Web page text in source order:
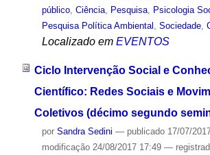
público, Ciência, Pesquisa, Psicologia
Pesquisa Política Ambiental Sociedade,
Localizado em EVENTOS
Ciclo Intervenção Social e
Científico: Redes Sociais e
Coletivos (décimo segundo
por Sandra Sedini — publicado17/07/
modificação24/08/2017 17:49 —